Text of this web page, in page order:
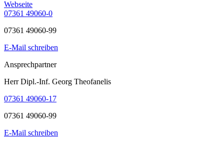
Webseite
07361 49060-0
07361 49060-99
E-Mail schreiben
Ansprechpartner
Herr Dipl.-Inf. Georg Theofanelis
07361 49060-17
07361 49060-99
E-Mail schreiben